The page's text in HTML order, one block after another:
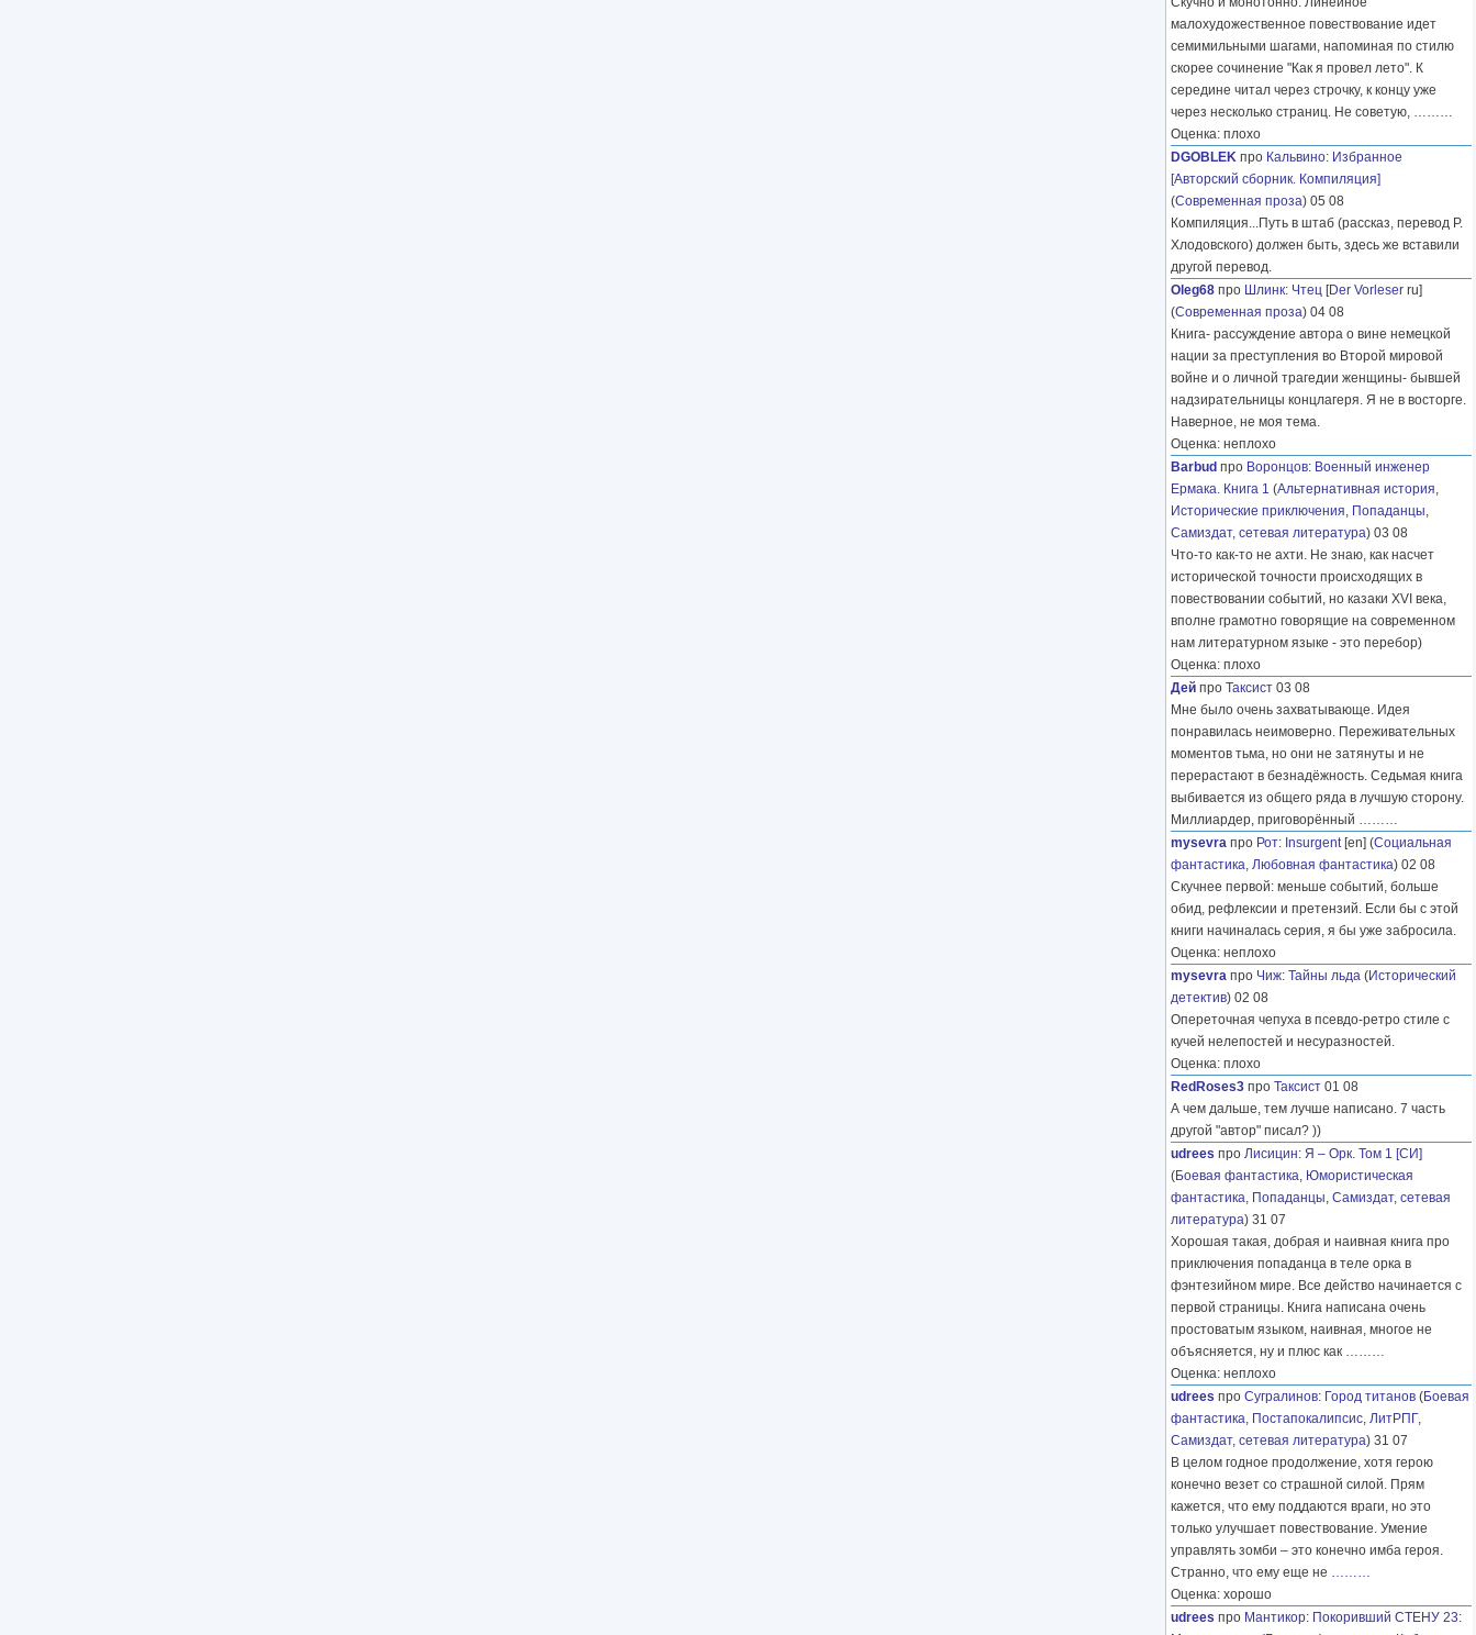
малохудожественное повествование идет
семимильными шагами, напоминая по стилю
скорее сочинение "Как я провел лето". К
середине читал через строчку, к концу уже
через несколько страниц. Не советую, ………
Оценка: плохо
DGOBLEK про Кальвино: Избранное
[Авторский сборник. Компиляция]
(Современная проза) 05 08
Компиляция...Путь в штаб (рассказ, перевод Р.
Хлодовского) должен быть, здесь же вставили
другой перевод.
Oleg68 про Шлинк: Чтец [Der Vorleser ru]
(Современная проза) 04 08
Книга- рассуждение автора о вине немецкой
нации за преступления во Второй мировой
войне и о личной трагедии женщины- бывшей
надзирательницы концлагеря. Я не в восторге.
Наверное, не моя тема.
Оценка: неплохо
Barbud про Воронцов: Военный инженер
Ермака. Книга 1 (Альтернативная история,
Исторические приключения, Попаданцы,
Самиздат, сетевая литература) 03 08
Что-то как-то не ахти. Не знаю, как насчет
исторической точности происходящих в
повествовании событий, но казаки XVI века,
вполне грамотно говорящие на современном
нам литературном языке - это перебор)
Оценка: плохо
Дей про Таксист 03 08
Мне было очень захватывающе. Идея
понравилась неимоверно. Переживательных
моментов тьма, но они не затянуты и не
перерастают в безнадёжность. Седьмая книга
выбивается из общего ряда в лучшую сторону.
Миллиардер, приговорённый ………
mysevra про Рот: Insurgent[en] (Социальная
фантастика, Любовная фантастика) 02 08
Скучнее первой: меньше событий, больше
обид, рефлексии и претензий. Если бы с этой
книги начиналась серия, я бы уже забросила.
Оценка: неплохо
mysevra про Чиж: Тайны льда (Исторический
детектив) 02 08
Опереточная чепуха в псевдо-ретро стиле с
кучей нелепостей и несуразностей.
Оценка: плохо
RedRoses3 про Таксист 01 08
А чем дальше, тем лучше написано. 7 часть
другой "автор" писал? ))
udrees про Лисицин: Я – Орк. Том 1 [СИ]
(Боевая фантастика, Юмористическая
фантастика, Попаданцы, Самиздат, сетевая
литература) 31 07
Хорошая такая, добрая и наивная книга про
приключения попаданца в теле орка в
фэнтезийном мире. Все действо начинается с
первой страницы. Книга написана очень
простоватым языком, наивная, многое не
объясняется, ну и плюс как ………
Оценка: неплохо
udrees про Сугралинов: Город титанов (Боевая
фантастика, Постапокалипсис, ЛитРПГ,
Самиздат, сетевая литература) 31 07
В целом годное продолжение, хотя герою
конечно везет со страшной силой. Прям
кажется, что ему поддаются враги, но это
только улучшает повествование. Умение
управлять зомби – это конечно имба героя.
Странно, что ему еще не ………
Оценка: хорошо
udrees про Мантикор: Покоривший СТЕНУ 23: